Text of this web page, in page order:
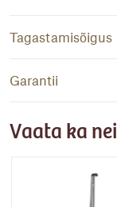
Tagastamisõigus
Garantii
Vaata ka